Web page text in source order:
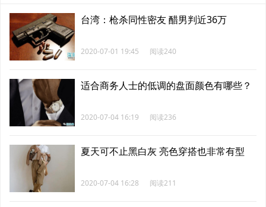
台湾：枪杀同性密友 醋男判近36万
2020-07-01 19:45 阅读240
适合商务人士的低调的盘面颜色有哪些？
2020-07-04 16:19 阅读236
夏天可不止黑白灰 亮色穿搭也非常有型
2020-07-04 16:28 阅读211